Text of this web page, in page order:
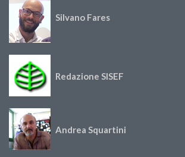
Silvano Fares
Redazione SISEF
Andrea Squartini